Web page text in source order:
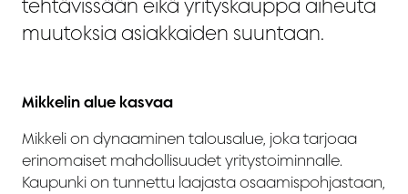
tehtävissään eikä yrityskauppa aiheuta
muutoksia asiakkaiden suuntaan.
Mikkelin alue kasvaa
Mikkeli on dynaaminen talousalue, joka tarjoaa
erinomaiset mahdollisuudet yritystoiminnalle.
Kaupunki on tunnettu laajasta osaamispohjastaan,